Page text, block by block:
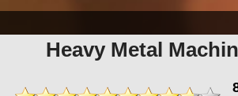
Heavy Metal